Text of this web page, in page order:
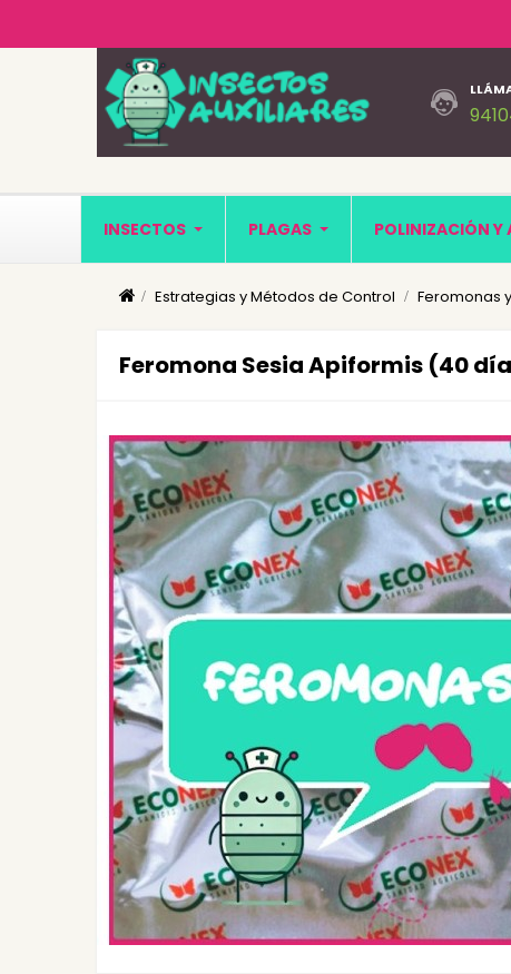
INSECTOS PLAGAS POLINIZACIÓN Y
Estrategias y Métodos de Control Feromonas
Feromona Sesia Apiformis (40